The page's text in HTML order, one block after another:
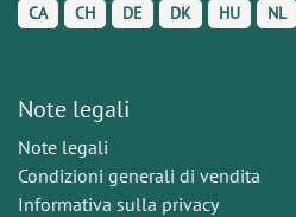
CA CH DE DK HU NL
Note legali
Note legali
Condizioni generali di vendita
Informativa sulla privacy